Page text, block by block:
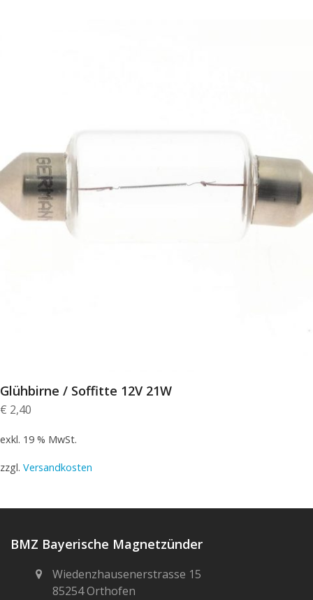
Glühbirne / Soffitte 12V 21W
€ 2,40
exkl. 19 % MwSt.
zzgl. Versandkosten
BMZ Bayerische Magnetzünder
Wiedenzhausenerstrasse 15
85254 Orthofen